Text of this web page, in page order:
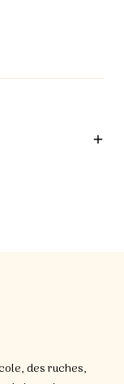

des ruches,